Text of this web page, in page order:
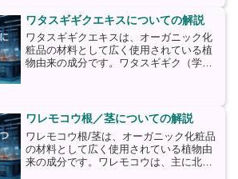
すが、最近ではその葉のエキスが化粧品
にも利用されるようになり...
ワタスギギクエキスについての解説
ワタスギギクエキスは、オーガニック化
粧品の材料として広く使用されている植
物由来の成分です。ワタスギギク（学
ました。...
ワレモコウ根／茎についての解説
ワレモコウ根/茎は、オーガニック化粧品
の材料として広く使用されている植物由
来の成分です。ワレモコウは、主に北ア